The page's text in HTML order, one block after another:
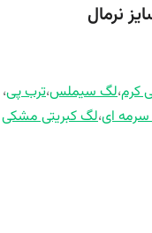
نرمال
کرم،لگ سیملس،ترب پی،
سرمه ای،لگ کبریتی مشکی